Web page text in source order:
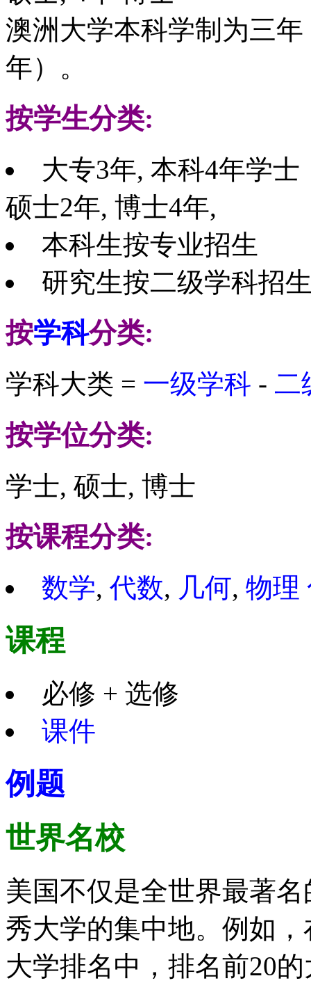
澳洲大学本科学制为三
年）。
按学生分类:
大专3年, 本科4年学
硕士2年, 博士4年,
本科生按专业招生
研究生按二级学科招
按学科分类:
学科大类 = 一级学科 - 二
按学位分类:
学士, 硕士, 博士
按课程分类:
数学,代数, 几何,物理
课程
必修 + 选修
课件
例题
世界名校
美国不仅是全世界最著
秀大学的集中地。例如
大学排名中，排名前20